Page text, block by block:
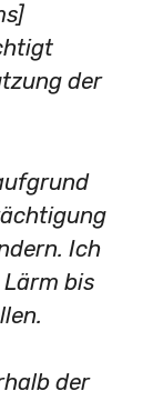
der
Ich
bis
der